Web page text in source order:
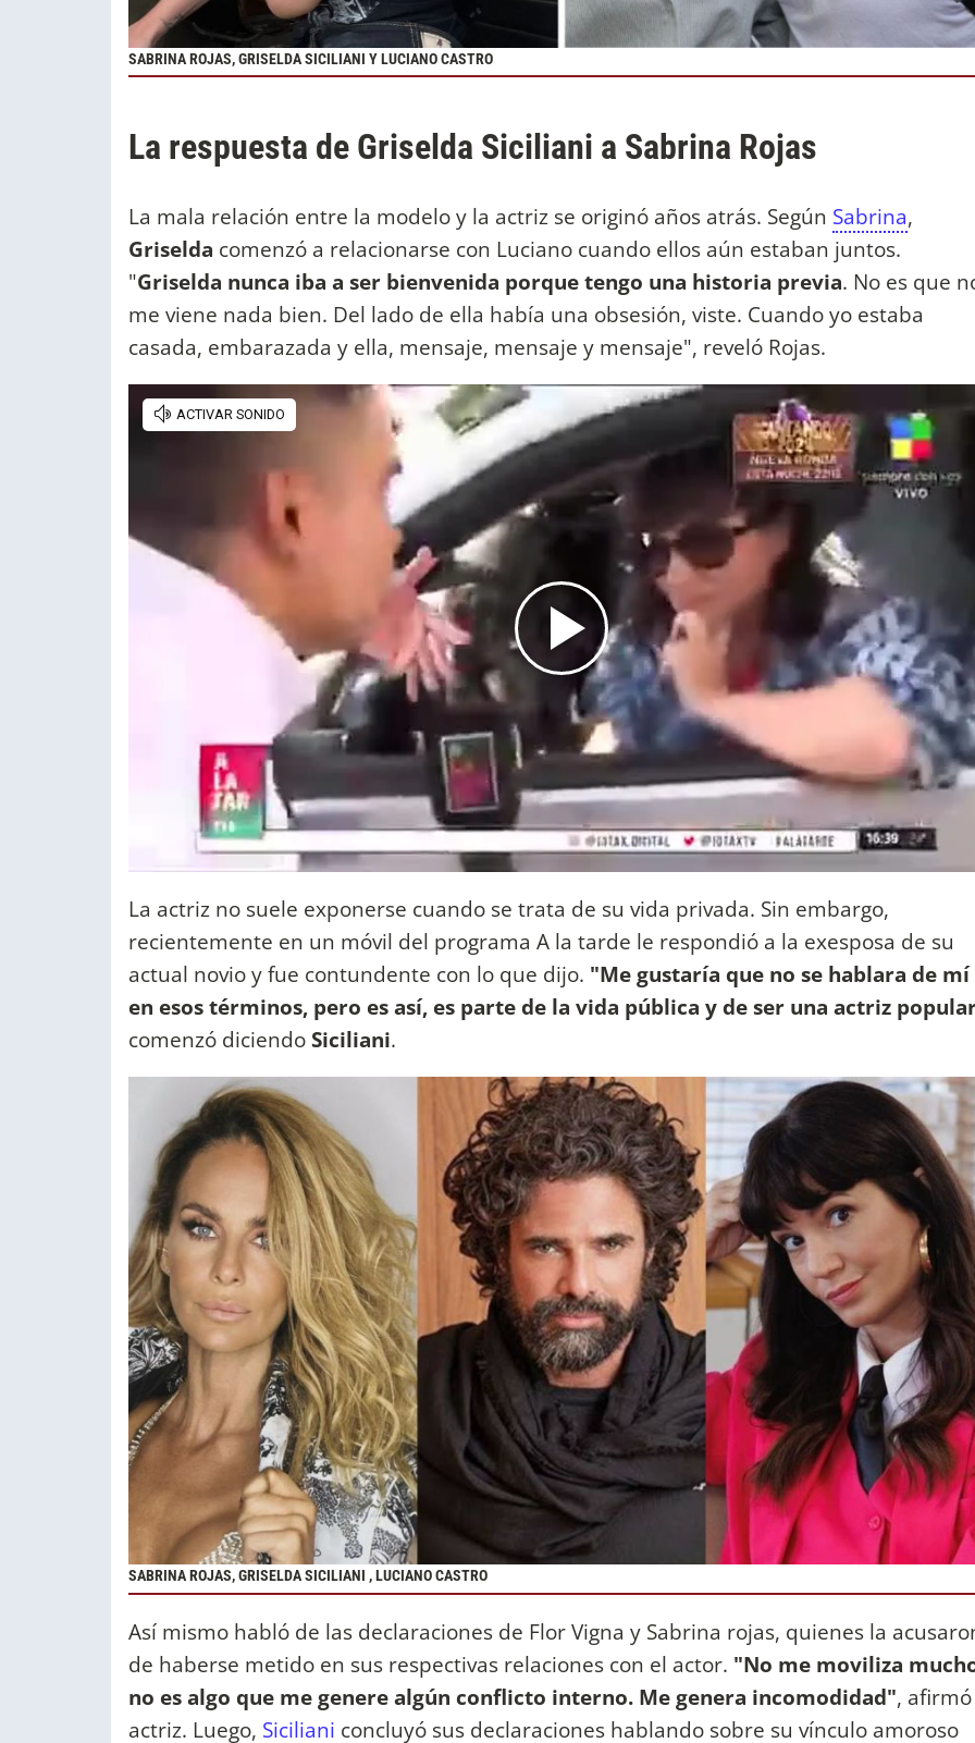
SABRINA ROJAS, GRISELDA SICILIANI Y LUCIANO CASTRO
La respuesta de Griselda Siciliani a Sabrina Rojas
La mala relación entre la modelo y la actriz se originó años atrás. Según Sabrina,
Griselda comenzó a relacionarse con Luciano cuando ellos aún estaban juntos.
"Griselda nunca iba a ser bienvenida porque tengo una historia previa. No es que
me viene nada bien. Del lado de ella había una obsesión, viste. Cuando yo estaba
casada, embarazada y ella, mensaje, mensaje y mensaje", reveló Rojas.
La actriz no suele exponerse cuando se trata de su vida privada. Sin embargo,
recientemente en un móvil del programa A la tarde le respondió a la exesposa de su
actual novio y fue contundente con lo que dijo. "Me gustaría que no se hablara de mí
en esos términos, pero es así, es parte de la vida pública y de ser una actriz
comenzó diciendoSiciliani.
SABRINA ROJAS, GRISELDA SICILIANI , LUCIANO CASTRO
Así mismo habló de las declaraciones de Flor Vigna y Sabrina rojas, quienes la
de haberse metido en sus respectivas relaciones con el actor. "No me moviliza
no es algo que me genere algún conflicto interno. Me genera incomodidad",
actriz. Luego, Siciliani concluyó sus declaraciones hablando sobre su vínculo amoroso